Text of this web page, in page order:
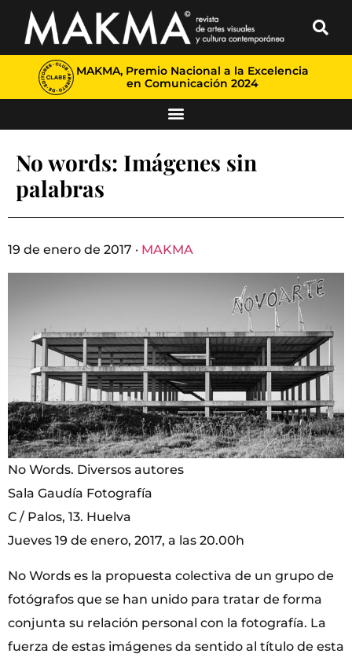
MAKMA, Premio Nacional a la Excelencia
en Comunicación 2024
No words: Imágenes sin
palabras
19 de enero de 2017 · MAKMA
No Words. Diversos autores
Sala Gaudía Fotografía
C / Palos, 13. Huelva
Jueves 19 de enero, 2017, a las 20.00h
No Words es la propuesta colectiva de un grupo de
fotógrafos que se han unido para tratar de forma
conjunta su relación personal con la fotografía. La
fuerza de estas imágenes da sentido al título de esta